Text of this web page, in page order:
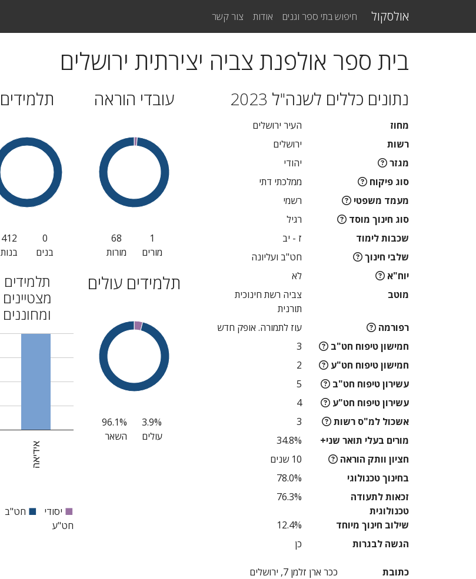
אולסקול חיפוש בתי ספר וגנים אודות צור קשר
בית ספר אולפנת צביה יצירתית ירושלים
נתונים כללים לשנה"ל 2023
מחוז
העיר ירושלים
רשות
ירושלים
מגזר
יהודי
סוג פיקוח
ממלכתי דתי
מעמד משפטי
רשמי
סוג חינוך מוסד
רגיל
שכבות לימוד
ז - יב
שלבי חינוך
חט"ב ועליונה
יוח"א
לא
מוטב
צביה רשת חינוכית
תורנית
רפורמה
עוז לתמורה. אופק חדש
חמישון טיפוח חט"ב
3
חמישון טיפוח חט"ע
2
עשירון טיפוח חט"ב
5
עשירון טיפוח חט"ע
4
אשכול למ"ס רשות
3
מורים בעלי תואר שני+
34.8%
חציון וותק הוראה
10 שנים
בחינוך טכנולוגי
78.0%
זכאות לתעודה
טכנולוגית
76.3%
שילוב חינוך מיוחד
12.4%
הגשה לבגרות
כן
כתובת
ככר ארן זלמן 7, ירושלים
עובדי הוראה
1
מורים
68
מורות
תלמידים
0
בנים
412
בנות
תלמידים עולים
3.9%
עולים
96.1%
השאר
תלמידים
מצטיינים
ומחוננים
אידיאה
■ יסודי ■ חט"ב
חט"ע